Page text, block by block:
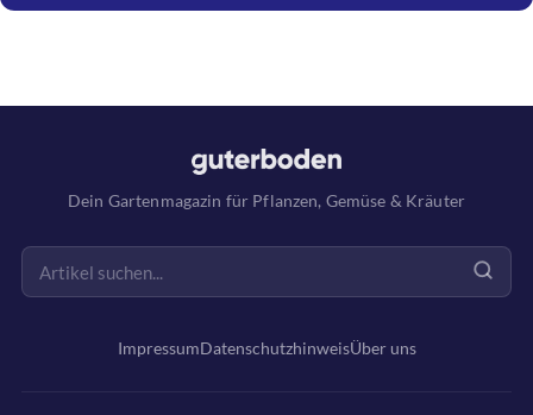
Dein Gartenmagazin für Pflanzen, Gemüse & Kräuter
ImpressumDatenschutzhinweisÜber uns